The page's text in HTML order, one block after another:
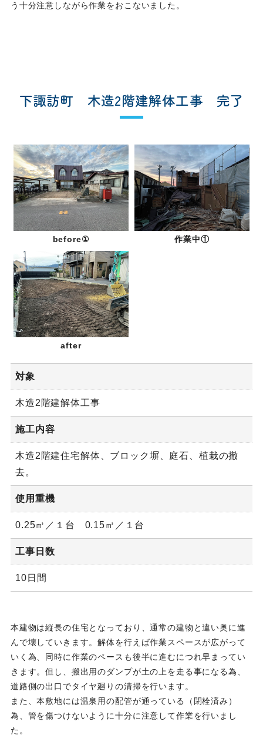
う十分注意しながら作業をおこないました。
下諏訪町 木造2階建解体工事 完了
before① 作業中①
after
対象
木造2階建解体工事
施工内容
木造2階建住宅解体、ブロック塀、庭石、植栽の撤
去。
使用重機
0.25㎥／１台 0.15㎥／１台
工事日数
10日間
本建物は縦長の住宅となっており、通常の建物と違い奥に進
んで壊していきます。解体を行えば作業スペースが広がって
いく為、同時に作業のペースも後半に進むにつれ早まってい
きます。但し、搬出用のダンプが土の上を走る事になる為、
道路側の出口でタイヤ廻りの清掃を行います。
また、本敷地には温泉用の配管が通っている（閉栓済み）
為、管を傷つけないように十分に注意して作業を行いまし
た。